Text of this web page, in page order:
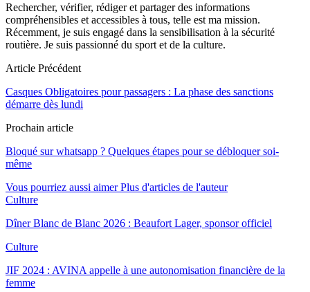
Rechercher, vérifier, rédiger et partager des informations
compréhensibles et accessibles à tous, telle est ma mission.
Récemment, je suis engagé dans la sensibilisation à la sécurité
routière. Je suis passionné du sport et de la culture.
Article Précédent
Casques Obligatoires pour passagers : La phase des sanctions
démarre dès lundi
Prochain article
Bloqué sur whatsapp ? Quelques étapes pour se débloquer soi-
même
Vous pourriez aussi aimer Plus d'articles de l'auteur
Culture
Dîner Blanc de Blanc 2026 : Beaufort Lager, sponsor officiel
Culture
JIF 2024 : AVINA appelle à une autonomisation financière de la
femme